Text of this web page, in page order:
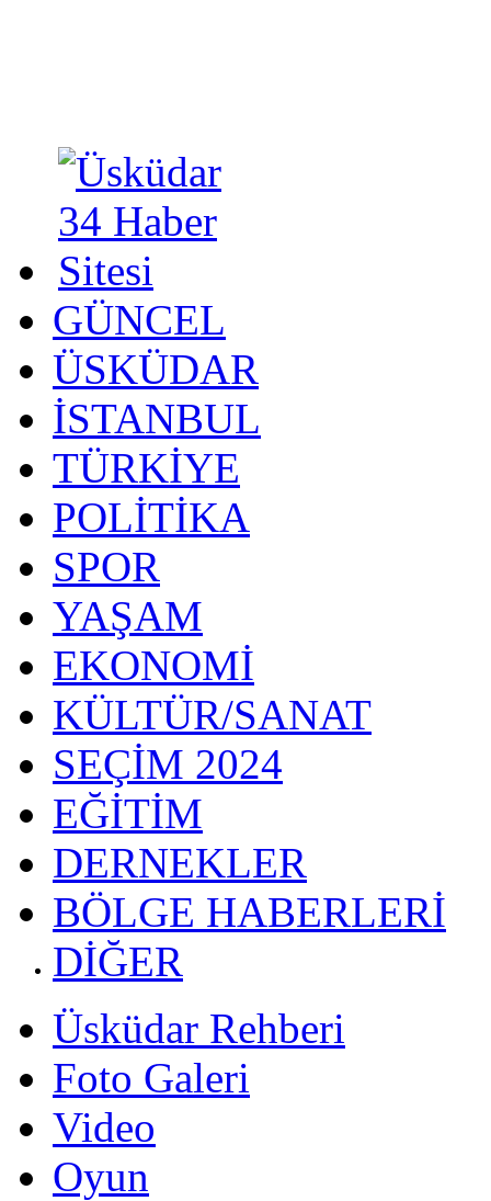
GÜNCEL
ÜSKÜDAR
İSTANBUL
TÜRKİYE
POLİTİKA
SPOR
YAŞAM
EKONOMİ
KÜLTÜR/SANAT
SEÇİM 2024
EĞİTİM
DERNEKLER
BÖLGE HABERLERİ
DİĞER
Üsküdar Rehberi
Foto Galeri
Video
Oyun